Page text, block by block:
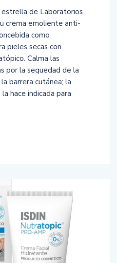
de Laboratorios
crema emoliente anti-
como
pieles secas con
Calma las
por la sequedad de la
barrera cutánea; la
hace indicada para